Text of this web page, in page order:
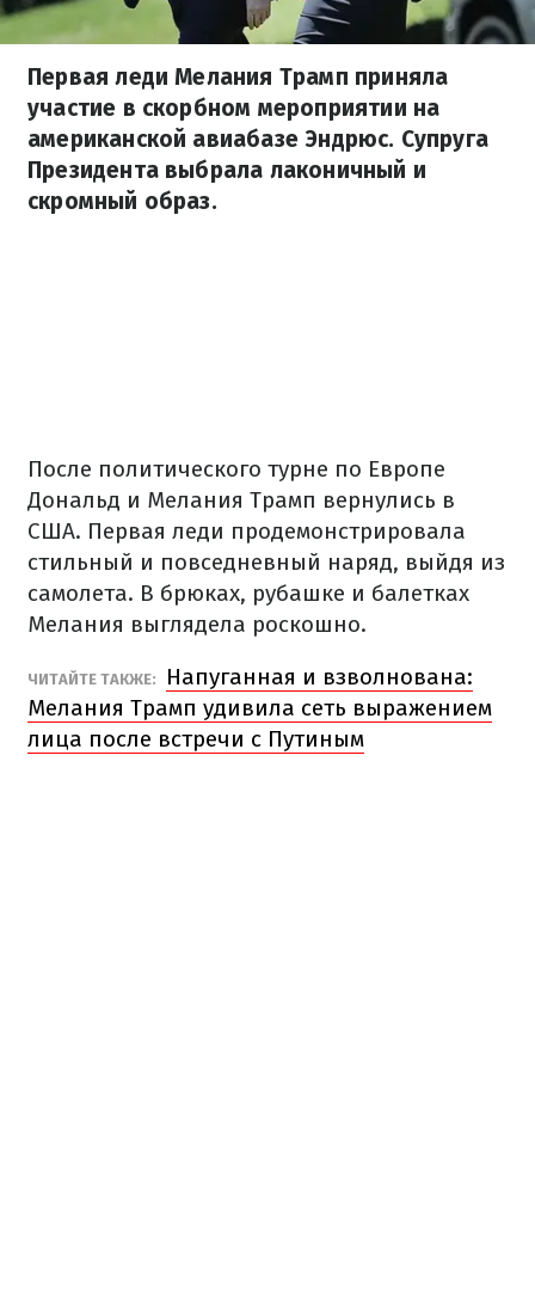
Первая леди Мелания Трамп приняла
участие в скорбном мероприятии на
американской авиабазе Эндрюс. Супруга
Президента выбрала лаконичный и
скромный образ.
После политического турне по Европе
Дональд и Мелания Трамп вернулись в
США. Первая леди продемонстрировала
стильный и повседневный наряд, выйдя из
самолета. В брюках, рубашке и балетках
Мелания выглядела роскошно.
ЧИТАЙТЕ ТАКЖЕ:
Напуганная и взволнована:
Мелания Трамп удивила сеть выражением
лица после встречи с Путиным